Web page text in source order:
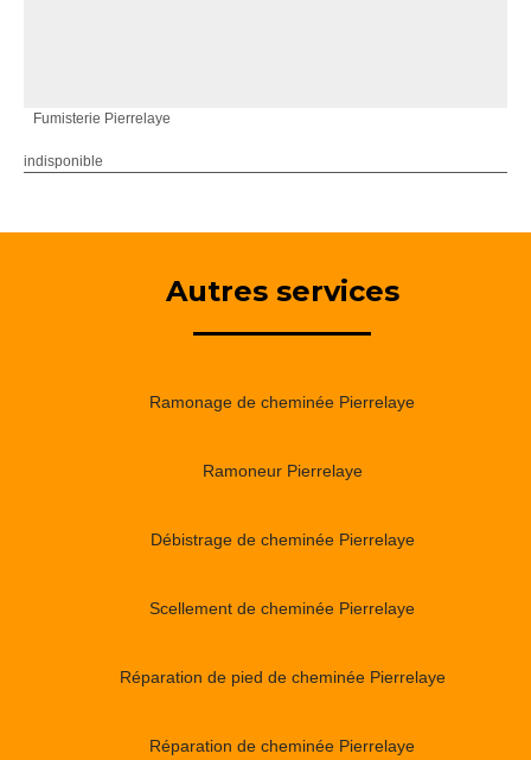
Fumisterie Pierrelaye
indisponible
Autres services
Ramonage de cheminée Pierrelaye
Ramoneur Pierrelaye
Débistrage de cheminée Pierrelaye
Scellement de cheminée Pierrelaye
Réparation de pied de cheminée Pierrelaye
Réparation de cheminée Pierrelaye